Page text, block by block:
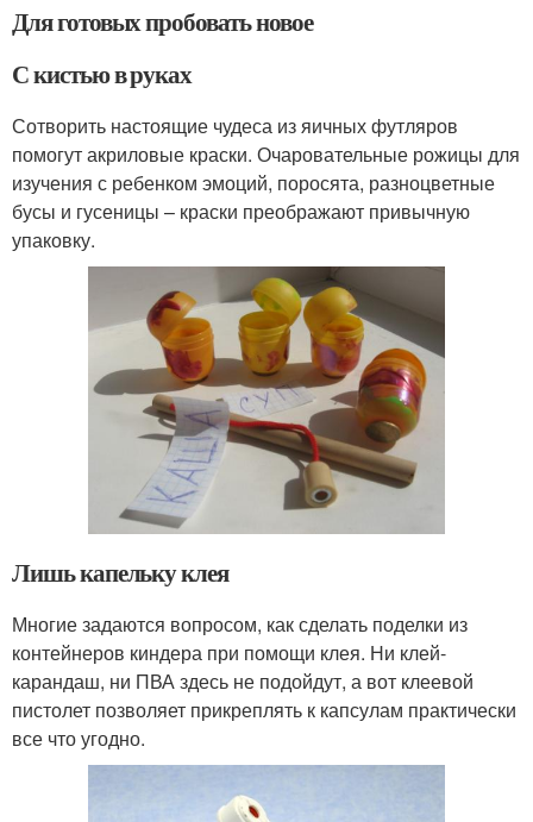
Для готовых пробовать новое
С кистью в руках
Сотворить настоящие чудеса из яичных футляров
помогут акриловые краски. Очаровательные рожицы для
изучения с ребенком эмоций, поросята, разноцветные
бусы и гусеницы – краски преображают привычную
упаковку.
Лишь капельку клея
Многие задаются вопросом, как сделать поделки из
контейнеров киндера при помощи клея. Ни клей-
карандаш, ни ПВА здесь не подойдут, а вот клеевой
пистолет позволяет прикреплять к капсулам практически
все что угодно.